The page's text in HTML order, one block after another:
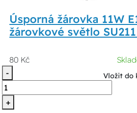
Úsporná žárovka 11W
žárovkové světlo
80 Kč
-
+
Vložit do